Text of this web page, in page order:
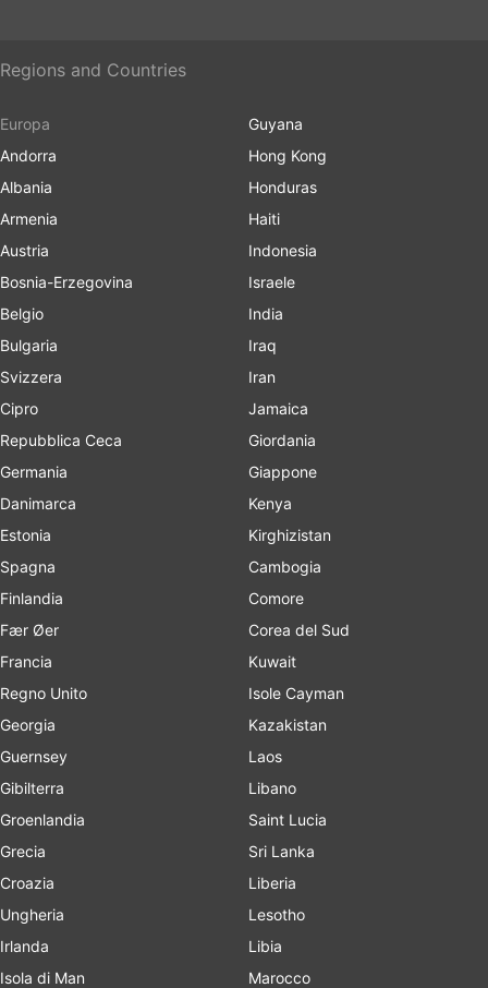
Regions and Countries
Europa
Andorra
Albania
Armenia
Austria
Bosnia-Erzegovina
Belgio
Bulgaria
Svizzera
Cipro
Repubblica Ceca
Germania
Danimarca
Estonia
Spagna
Finlandia
Fær Øer
Francia
Regno Unito
Georgia
Guernsey
Gibilterra
Groenlandia
Grecia
Croazia
Ungheria
Irlanda
Isola di Man
Guyana
Hong Kong
Honduras
Haiti
Indonesia
Israele
India
Iraq
Iran
Jamaica
Giordania
Giappone
Kenya
Kirghizistan
Cambogia
Comore
Corea del Sud
Kuwait
Isole Cayman
Kazakistan
Laos
Libano
Saint Lucia
Sri Lanka
Liberia
Lesotho
Libia
Marocco